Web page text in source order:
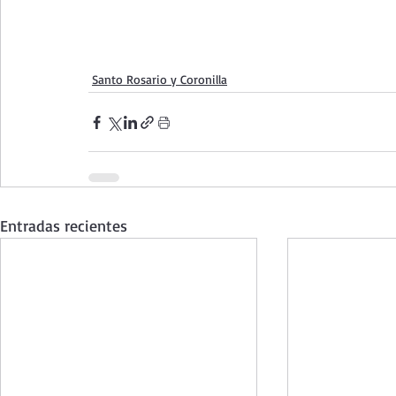
Santo Rosario y Coronilla
Entradas recientes